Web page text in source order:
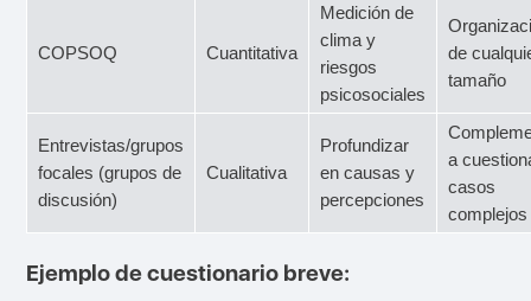
COPSOQ Cuantitativa
Medición de
clima y
riesgos
psicosociales
de
tamaño
Entrevistas/grupos
focales (grupos de
discusión)
Cualitativa
Profundizar
en causas y
percepciones
a
casos
complejos
Ejemplo de cuestionario breve: